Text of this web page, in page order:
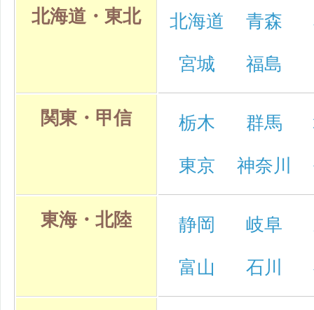
北海道・東北 北海道 青森
宮城 福島
関東・甲信 栃木 群馬
東京 神奈川
東海・北陸 静岡 岐阜
富山 石川